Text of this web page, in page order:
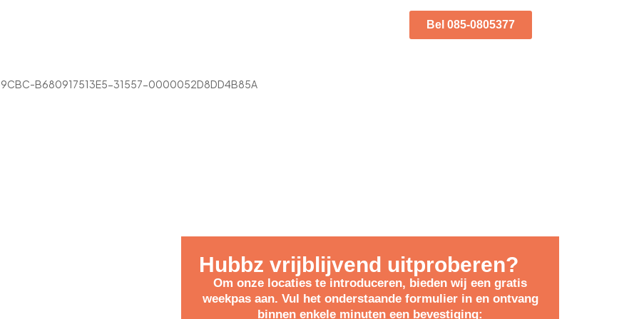
Bel 085-0805377
Hubbz vrijblijvend uitproberen?
Om onze locaties te introduceren, bieden wij een gratis
weekpas aan. Vul het onderstaande formulier in en ontvang
binnen enkele minuten een bevestiging: